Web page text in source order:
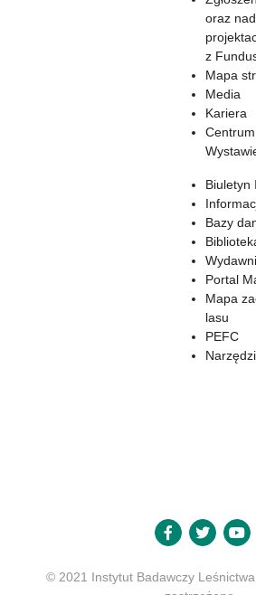
oraz
z
Mapa
Media
Kariera
Biuletyn
Bazy
Portal
Mapa
lasu
PEFC
© 2021 Instytut Badawczy